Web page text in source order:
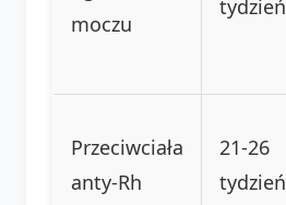
moczu
tydzień
Przeciwciała
anty-Rh
21-26
tydzień